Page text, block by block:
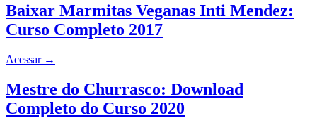
Baixar Marmitas Veganas Inti Mendez:
Curso Completo 2017
Acessar →
Mestre do Churrasco: Download
Completo do Curso 2020